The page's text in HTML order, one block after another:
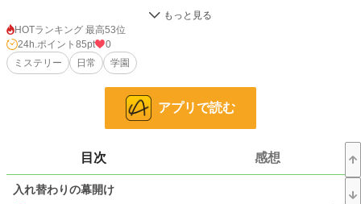
お気に入り 17
24h.ポイント 85 pt
2025.01.20 08:27
初回完結日時 2025.02.14 19:56
HOTランキング 最高53位
24h.ポイント 85pt
0
ミステリー
日常 学園
アプリで読む
目次 感想
入れ替わりの幕開け